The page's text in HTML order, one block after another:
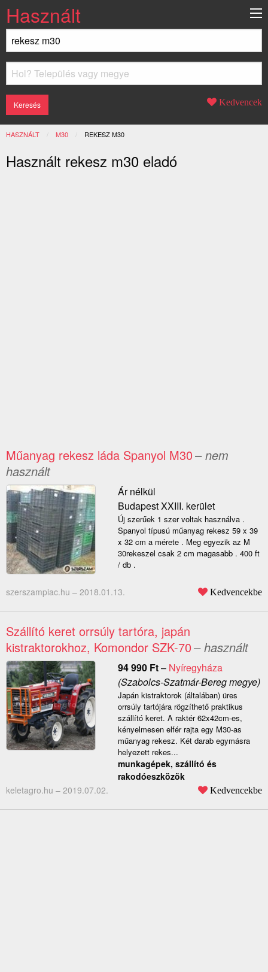
Használt
Kedvencek
HASZNÁLT M30 JELENLEGI:
REKESZ M30
Használt rekesz m30 eladó
Műanyag rekesz láda Spanyol M30– nem
használt
Ár nélkül
Budapest XXIII. kerület
Új szerűek 1 szer voltak használva .
Spanyol típusú műanyag rekesz 59 x 39
x 32 cm a mérete . Meg egyezik az M
30rekeszel csak 2 cm magasabb . 400 ft
/ db .
szerszampiac.hu – 2018.01.13. Kedvencekbe
Szállító keret orrsúly tartóra, japán
kistraktorokhoz, Komondor SZK-70– használt
94 990 Ft– Nyíregyháza
(Szabolcs-Szatmár-Bereg megye)
Japán kistraktorok (általában) üres
orrsúly tartójára rögzíthető praktikus
szállító keret. A raktér 62x42cm-es,
kényelmesen elfér rajta egy M30-as
műanyag rekesz. Két darab egymásra
helyezett rekes...
munkagépek, szállító és
rakodóeszközök
keletagro.hu – 2019.07.02. Kedvencekbe